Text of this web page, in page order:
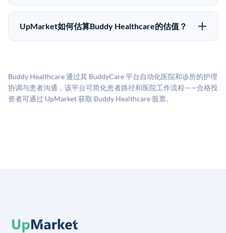
做好多年持有的准备。
UpMarket上大多数Pre-IPO产品的最低投资金额为
50,000美元。具体金额可能因产品和股份供应情况而有
UpMarket如何估算Buddy Healthcare的估值？
司可比倍数应用私有公司折扣，以反映流动性不足和信
息不对称。此估值不构成投资建议，可能与实际交易价
Buddy Healthcare 通过其 BuddyCare 平台自动化医院和诊所的护理
协调与患者沟通，该平台可简化患者路径和医院工作流程——合格投
资者可通过 UpMarket 获取 Buddy Healthcare 股票。